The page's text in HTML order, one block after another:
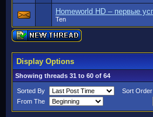
Homeworld HD – первые
Ten
Display Options
Showing threads 31 to 60 of 64
Sorted By
Sort Order
From The